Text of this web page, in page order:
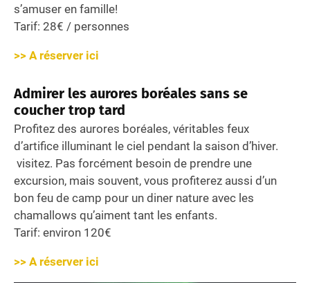
s’amuser en famille!
Tarif: 28€ / personnes
>> A réserver ici
Admirer les aurores boréales sans se
coucher trop tard
Profitez des aurores boréales, véritables feux
d’artifice illuminant le ciel pendant la saison d’hiver.
visitez. Pas forcément besoin de prendre une
excursion, mais souvent, vous profiterez aussi d’un
bon feu de camp pour un diner nature avec les
chamallows qu’aiment tant les enfants.
Tarif: environ 120€
>> A réserver ici